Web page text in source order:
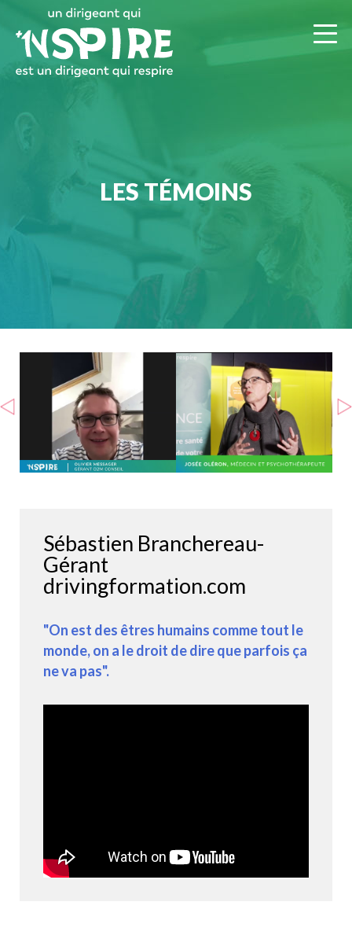
LES TÉMOINS
Sébastien Branchereau-
Gérant
drivingformation.com
"On est des êtres humains comme tout le
monde, on a le droit de dire que parfois ça
ne va pas".